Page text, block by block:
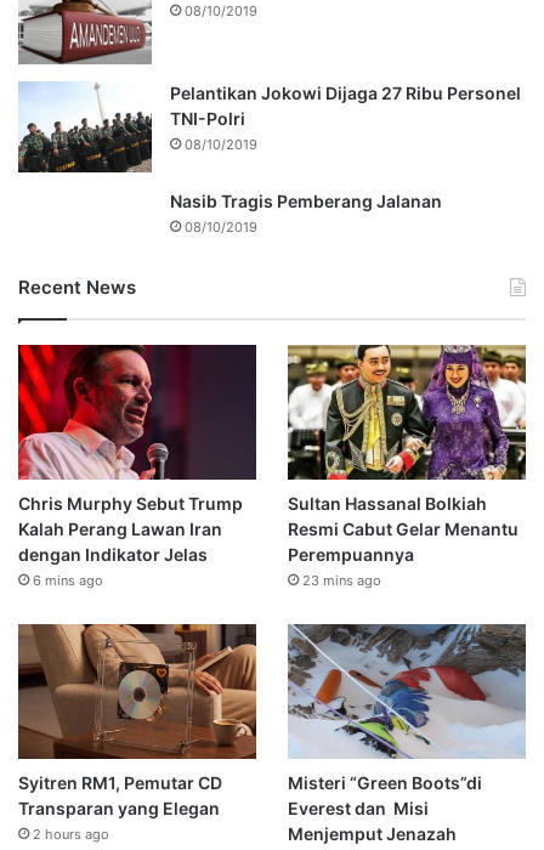
08/10/2019
Pelantikan Jokowi Dijaga 27 Ribu Personel
TNI-Polri
08/10/2019
Nasib Tragis Pemberang Jalanan
08/10/2019
Recent News
Chris Murphy Sebut Trump
Kalah Perang Lawan Iran
dengan Indikator Jelas
6 mins ago
Sultan Hassanal Bolkiah
Resmi Cabut Gelar Menantu
Perempuannya
23 mins ago
Syitren RM1, Pemutar CD
Transparan yang Elegan
2 hours ago
Misteri “Green Boots”di
Everest dan Misi
Menjemput Jenazah